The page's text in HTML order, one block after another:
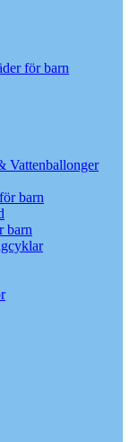
för barn
Vattenballonger
barn
barn